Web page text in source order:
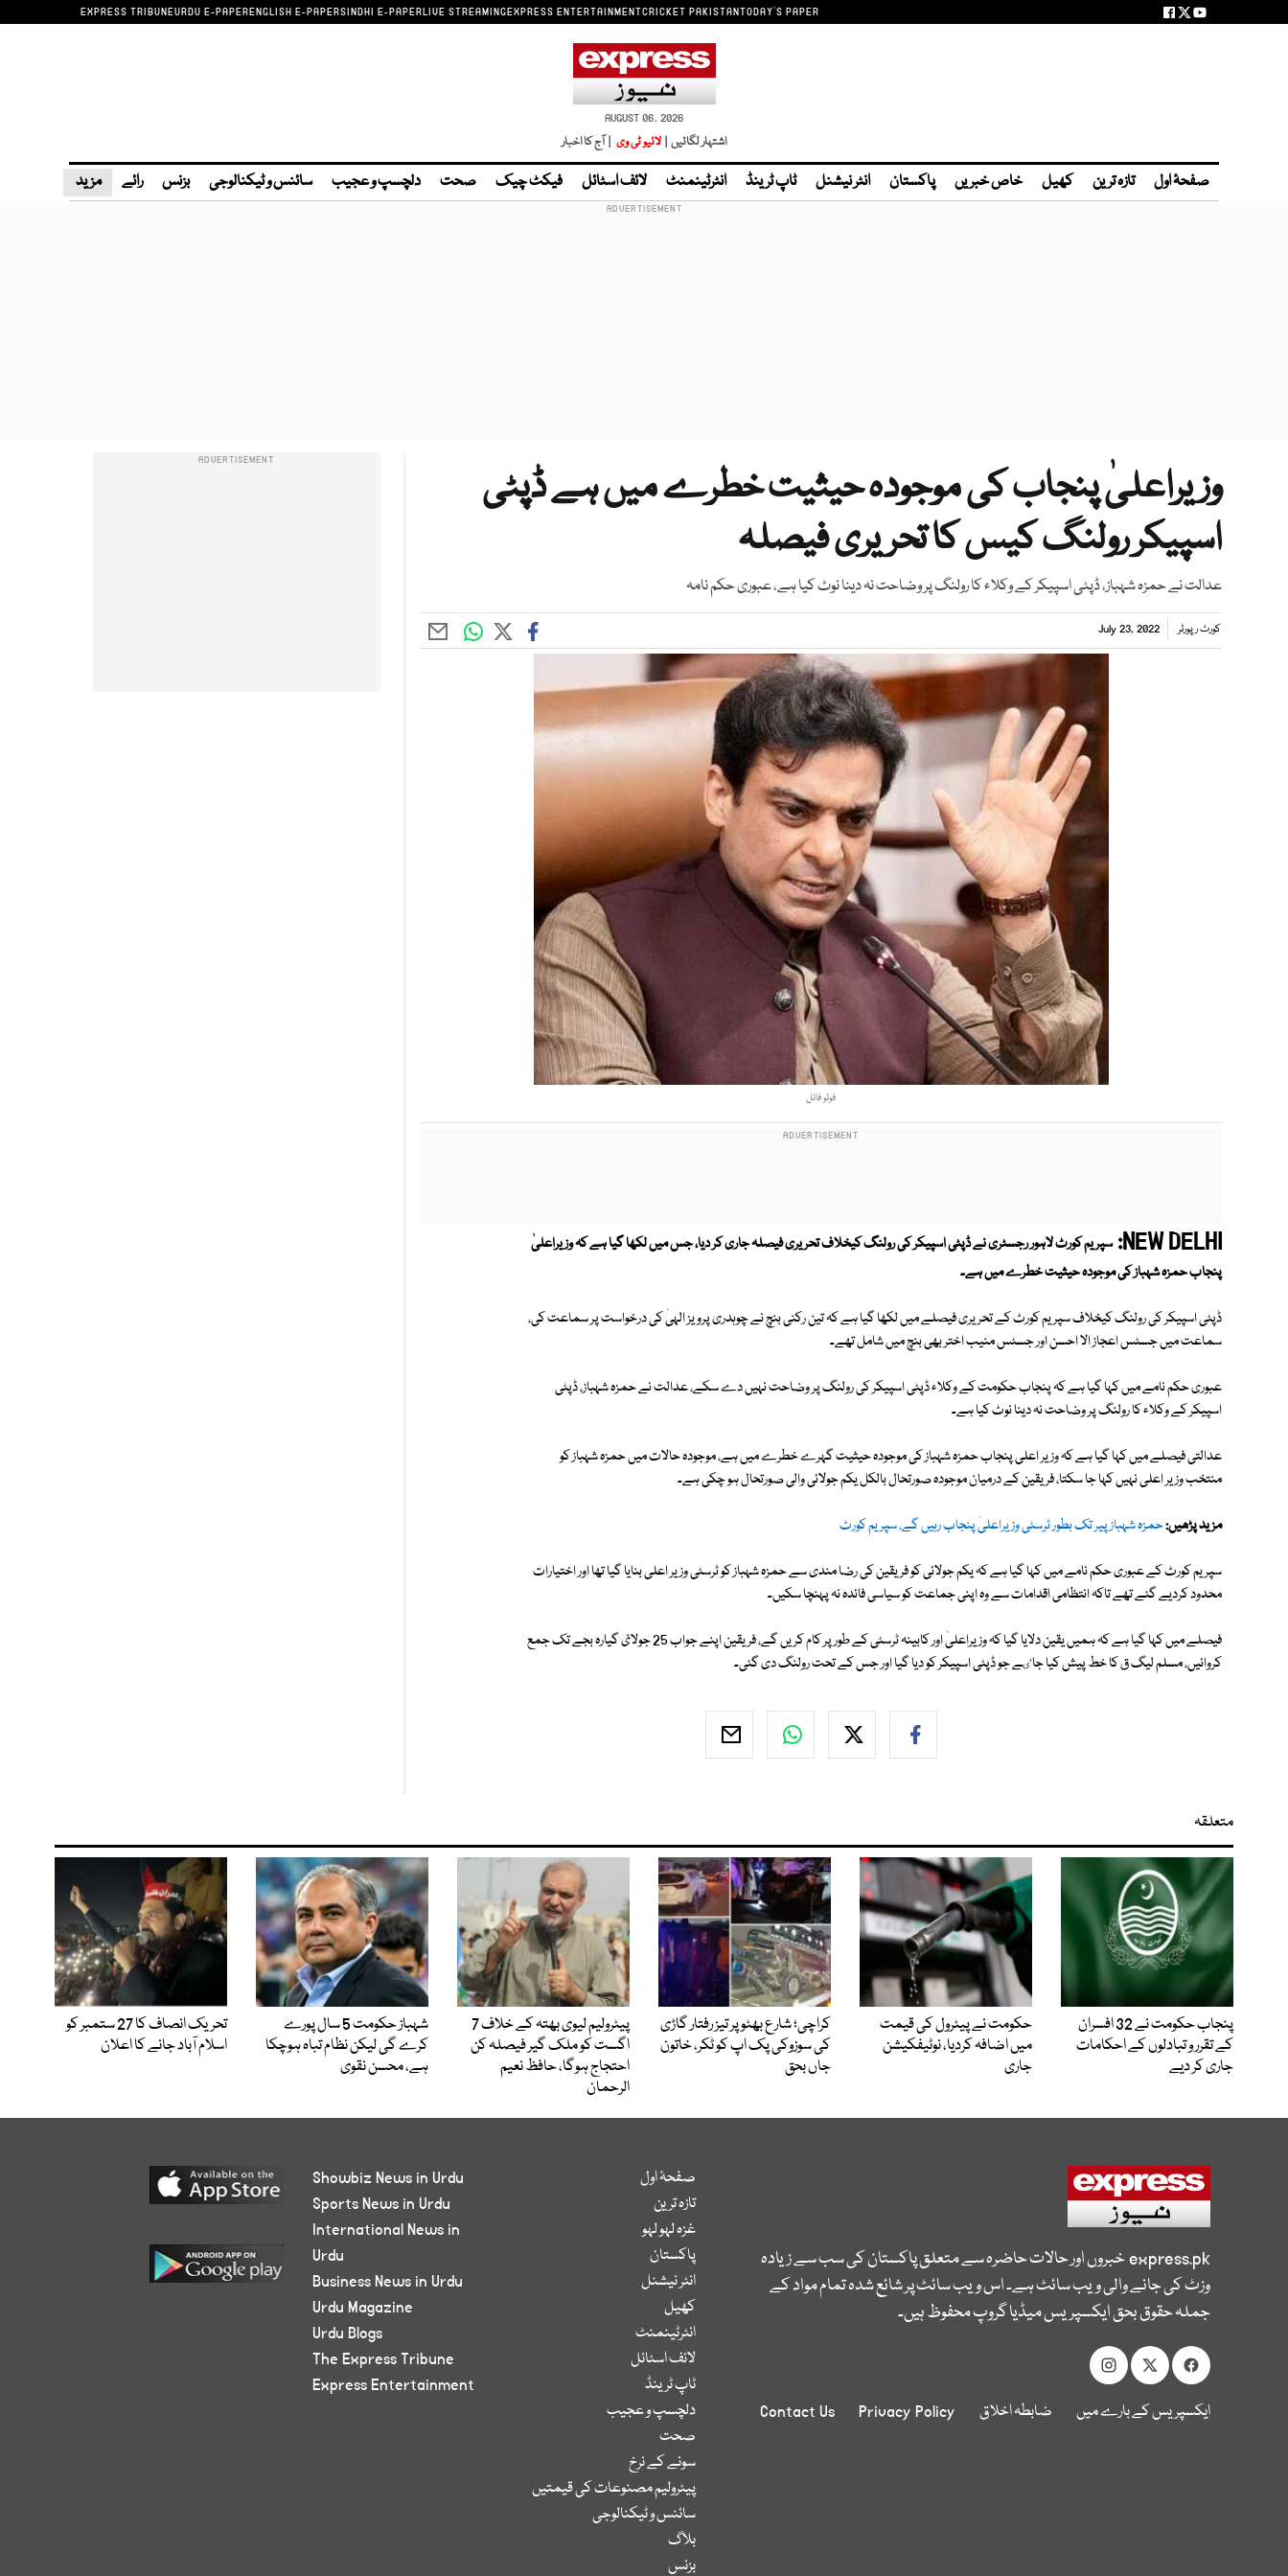
EXPRESS TRIBUNEURDU E-PAPERENGLISH E-PAPERSINDHI E-PAPERLIVE STREAMINGEXPRESS ENTERTAINMENTCRICKET PAKISTANTODAY'S PAPER
AUGUST 06, 2026
اشتہار لگائیں | لائیو ٹی وی | آج کا اخبار
صفحۂ اول تازہ ترین کھیل خاص خبریں پاکستان انٹر نیشنل ٹاپ ٹرینڈ انٹرٹینمنٹ لائف اسٹائل فیکٹ چیک صحت دلچسپ و عجیب سائنس و ٹیکنالوجی بزنس رائے مزید
وزیراعلیٰ پنجاب کی موجودہ حیثیت خطرے میں ہے ڈپٹی
اسپیکر رولنگ کیس کا تحریری فیصلہ
عدالت نے حمزہ شہباز، ڈپٹی اسپیکر کے وکلاء کا رولنگ پر وضاحت نہ دینا نوٹ کیا ہے، عبوری حکم نامہ
کورٹ رپورٹر July 23, 2022
فوٹو فائل
NEW DELHI: سپریم کورٹ لاہور رجسٹری نے ڈپٹی اسپیکر کی رولنگ کیخلاف تحریری فیصلہ جاری کر دیا، جس میں لکھا گیا ہے کہ وزیراعلیٰ
پنجاب حمزہ شہباز کی موجودہ حیثیت خطرے میں ہے۔
ڈپٹی اسپیکر کی رولنگ کیخلاف سپریم کورٹ کے تحریری فیصلے میں لکھا گیا ہے کہ تین رکنی بنچ نے چوہدری پرویز الہیٰ کی درخواست پر سماعت کی،
سماعت میں جسٹس اعجاز الا احسن اور جسٹس منیب اختر بھی بنچ میں شامل تھے۔
عبوری حکم نامے میں کہا گیا ہے کہ پنجاب حکومت کے وکلاء ڈپٹی اسپیکر کی رولنگ پر وضاحت نہیں دے سکے، عدالت نے حمزہ شہباز، ڈپٹی
اسپیکر کے وکلاء کا رولنگ پر وضاحت نہ دینا نوٹ کیا ہے۔
عدالتی فیصلے میں کہا گیا ہے کہ وزیر اعلی پنجاب حمزہ شہباز کی موجودہ حیثیت گہرے خطرے میں ہے، موجودہ حالات میں حمزہ شہباز کو
منتخب وزیر اعلی نہیں کہا جا سکتا، فریقین کے درمیان موجودہ صورتحال بالکل یکم جولائی والی صورتحال ہو چکی ہے۔
مزید پڑھیں:حمزہ شہباز پیر تک بطور ٹرسٹی وزیراعلیٰ پنجاب رہیں گے، سپریم کورٹ
سپریم کورٹ کے عبوری حکم نامے میں کہا گیا ہے کہ یکم جولائی کو فریقین کی رضا مندی سے حمزہ شہباز کو ٹرسٹی وزیر اعلی بنایا گیا تھا اور اختیارات
محدود کردیے گئے تھے تاکہ انتظامی اقدامات سے وہ اپنی جماعت کو سیاسی فائدہ نہ پہنچا سکیں۔
فیصلے میں کہا گیا ہے کہ ہمیں یقین دلایا گیا کہ وزیراعلیٰ اور کابینہ ٹرسٹی کے طور پر کام کریں گے، فریقین اپنے جواب 25 جولائ گیارہ بجے تک جمع
کروائیں، مسلم لیگ ق کا خط پیش کیا جاٸے جو ڈپٹی اسپیکر کو دیا گیا اور جس کے تحت رولنگ دی گئی۔
متعلقہ
پنجاب حکومت نے 32 افسران
کے تقرر و تبادلوں کے احکامات
جاری کر دیے
حکومت نے پیٹرول کی قیمت
میں اضافہ کردیا، نوٹیفکیشن
جاری
کراچی؛ شارع بھٹو پر تیز رفتار گاڑی
کی سوزوکی پک اپ کو ٹکر، خاتون
جاں بحق
پیٹرولیم لیوی بھتہ کے خلاف 7
اگست کو ملک گیر فیصلہ کن
احتجاج ہوگا، حافظ نعیم
الرحمان
شہباز حکومت 5 سال پورے
کرے گی لیکن نظام تباہ ہوچکا
ہے، محسن نقوی
تحریک انصاف کا 27 ستمبر کو
اسلام آباد جانے کا اعلان
express.pkخبروں اور حالات حاضرہ سے متعلق پاکستان کی سب سے زیادہ
وزٹ کی جانے والی ویب سائٹ ہے۔ اس ویب سائٹ پر شائع شدہ تمام مواد کے
جملہ حقوق بحق ایکسپریس میڈیا گروپ محفوظ ہیں۔
ایکسپریس کے بارے میں ضابطہ اخلاق Privacy Policy
Contact Us
صفحۂ اول
تازہ ترین
غزہ لہو لہو
پاکستان
انٹر نیشنل
کھیل
انٹرٹینمنٹ
لائف اسٹائل
ٹاپ ٹرینڈ
دلچسپ و عجیب
صحت
سونے کے نرخ
پیٹرولیم مصنوعات کی قیمتیں
سائنس و ٹیکنالوجی
بلاگ
بزنس
Showbiz News in Urdu
Sports News in Urdu
International News in
Urdu
Business News in Urdu
Urdu Magazine
Urdu Blogs
The Express Tribune
Express Entertainment